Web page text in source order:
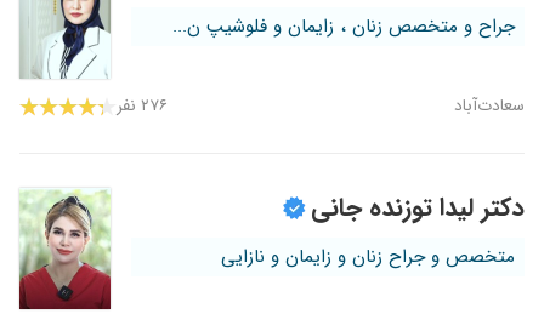
جراح و متخصص زنان ، زایمان و فلوشیپ ن...
سعادت‌آباد ۲۷۶ نفر
دکتر لیدا توزنده جانی
متخصص و جراح زنان و زایمان و نازایی